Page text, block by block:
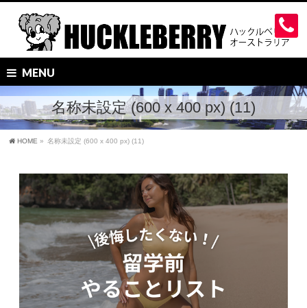
MENU
名称未設定 (600 x 400 px) (11)
HOME » 名称未設定 (600 x 400 px) (11)